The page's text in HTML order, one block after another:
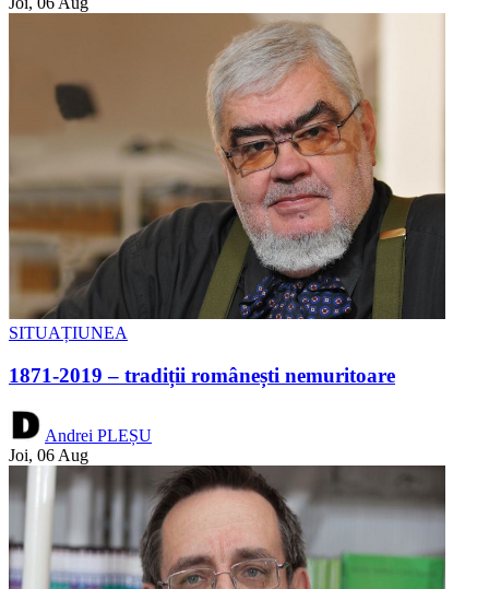
SITUAȚIUNEA
1871-2019 – tradiții românești nemuritoare
Andrei PLEȘU
Joi, 06 Aug